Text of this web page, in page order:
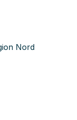
Nord